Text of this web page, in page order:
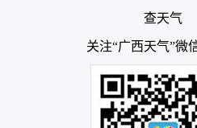
查天气
关注“广西天气”微